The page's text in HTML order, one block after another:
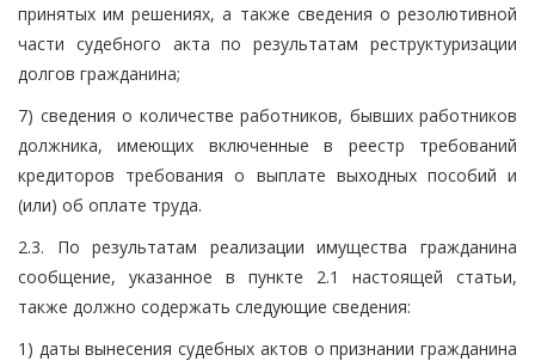
принятых им решениях, а также сведения о резолютивной
части судебного акта по результатам реструктуризации
долгов гражданина;
7) сведения о количестве работников, бывших работников
должника, имеющих включенные в реестр требований
кредиторов требования о выплате выходных пособий и
(или) об оплате труда.
2.3. По результатам реализации имущества гражданина
сообщение, указанное в пункте 2.1 настоящей статьи,
также должно содержать следующие сведения:
1) даты вынесения судебных актов о признании гражданина